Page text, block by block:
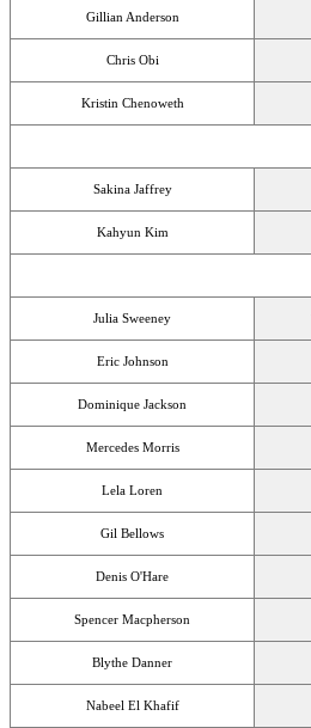
Gillian Anderson
Chris Obi
Kristin Chenoweth
Sakina Jaffrey
Kahyun Kim
Julia Sweeney
Eric Johnson
Dominique Jackson
Mercedes Morris
Lela Loren
Gil Bellows
Denis O'Hare
Spencer Macpherson
Blythe Danner
Nabeel El Khafif